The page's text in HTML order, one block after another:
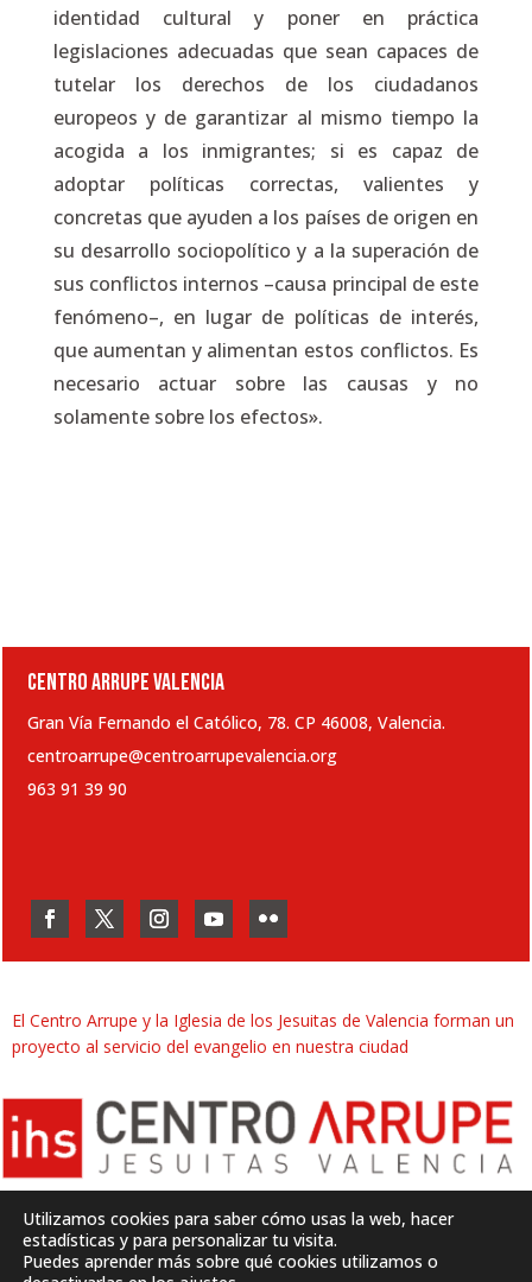
identidad cultural y poner en práctica
legislaciones adecuadas que sean capaces de
tutelar los derechos de los ciudadanos
europeos y de garantizar al mismo tiempo la
acogida a los inmigrantes; si es capaz de
adoptar políticas correctas, valientes y
concretas que ayuden a los países de origen en
su desarrollo sociopolítico y a la superación de
sus conflictos internos –causa principal de este
fenómeno–, en lugar de políticas de interés,
que aumentan y alimentan estos conflictos. Es
necesario actuar sobre las causas y no
solamente sobre los efectos».
CENTRO ARRUPE VALENCIA
Gran Vía Fernando el Católico, 78. CP 46008, Valencia.
centroarrupe@centroarrupevalencia.org
963 91 39 90
El Centro Arrupe y la Iglesia de los Jesuitas de Valencia forman un
proyecto al servicio del evangelio en nuestra ciudad
Utilizamos cookies para saber cómo usas la web, hacer
estadísticas y para personalizar tu visita.
Puedes aprender más sobre qué cookies utilizamos o